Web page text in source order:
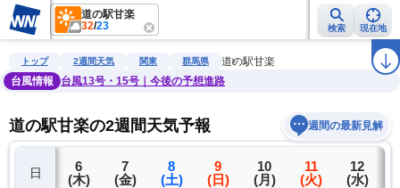
道の駅甘楽
32/23 検索 現在地
雨雲レーダー 台風情報 地震情報 警報・注意報 ラ
トップ 2週間天気 関東 群馬県
道の駅甘楽
台風情報
台風13号・15号｜今後の予想進路
道の駅甘楽の2週間天気予報 週間の最新見解
日
5
(水)
6
(木)
7
(金)
8
(土)
9
(日)
10
(月)
11
(火)
12
(水)